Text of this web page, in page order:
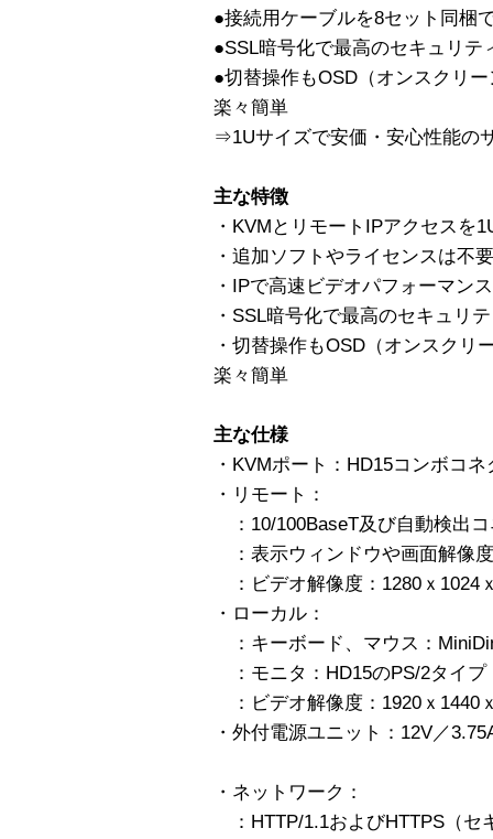
●接続用ケーブルを8セット同梱
●SSL暗号化で最高のセキュリテ
●切替操作もOSD（オンスクリ
楽々簡単
⇒1Uサイズで安価・安心性能の
主な特徴
・KVMとリモートIPアクセスを
・追加ソフトやライセンスは不要
・IPで高速ビデオパフォーマン
・SSL暗号化で最高のセキュリ
・切替操作もOSD（オンスクリ
楽々簡単
主な仕様
・KVMポート：HD15コンボコ
・リモート：
：10/100BaseT及び自動検出
：表示ウィンドウや画面解像
：ビデオ解像度：1280ｘ1024
・ローカル：
：キーボード、マウス：
：モニタ：HD15のPS/2タイプ
：ビデオ解像度：1920ｘ1440
・外付電源ユニット：12V／
・ネットワーク：
：HTTP/1.1およびHTTPS（セ